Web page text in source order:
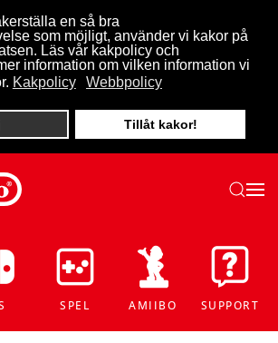
en så bra
som möjligt, använder vi kakor på
Läs vår kakpolicy och
information om vilken information vi
Kakpolicy Webbpolicy
Tillåt kakor!
SPEL AMIIBO SUPPORT